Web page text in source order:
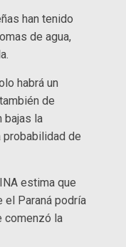
han tenido
de agua,
habrá un
de
bajas la
probabilidad de
estima que
el Paraná podría
comenzó la